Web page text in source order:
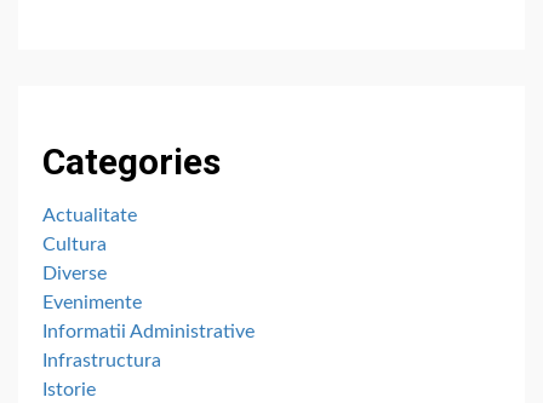
Categories
Actualitate
Cultura
Diverse
Evenimente
Informatii Administrative
Infrastructura
Istorie